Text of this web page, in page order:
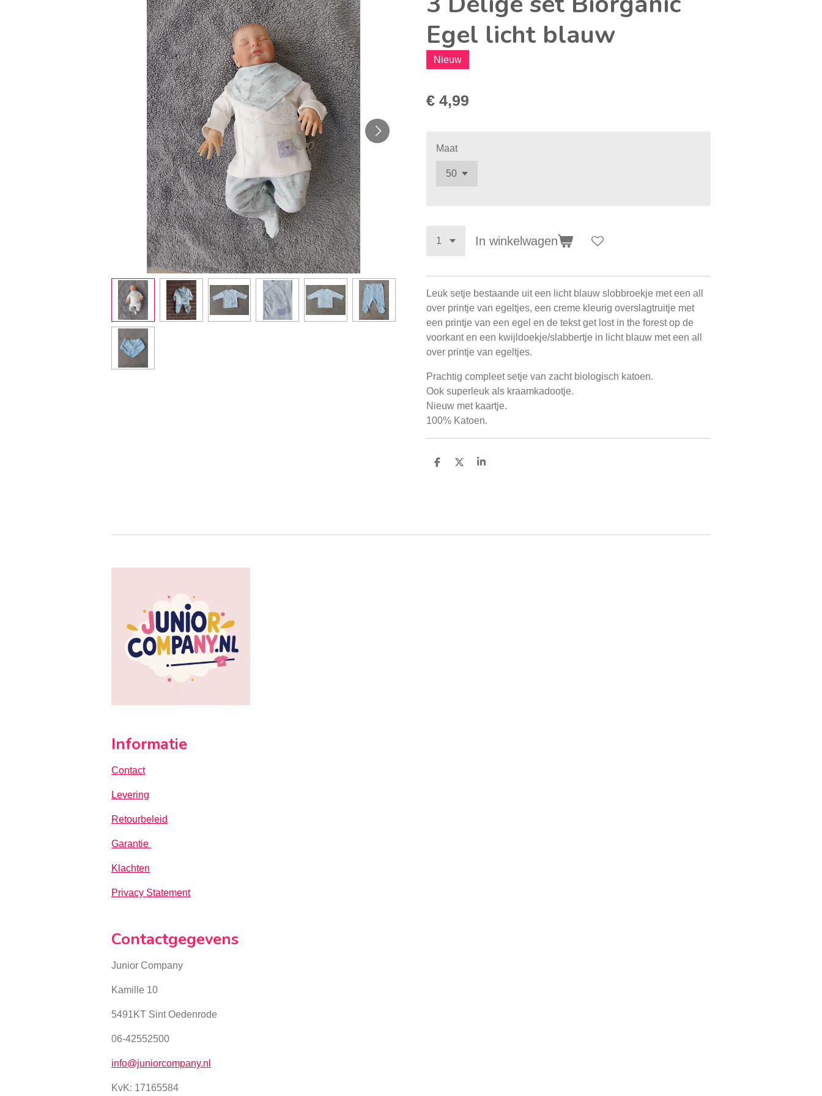
Egel licht blauw
Nieuw
€ 4,99
Maat
In winkelwagen
Leuk setje bestaande uit een licht blauw slobbroekje met een all
over printje van egeltjes, een creme kleurig overslagtruitje met
een printje van een egel en de tekst get lost in the forest op de
voorkant en een kwijldoekje/slabbertje in licht blauw met een all
over printje van egeltjes.
Prachtig compleet setje van zacht biologisch katoen.
Ook superleuk als kraamkadootje.
Nieuw met kaartje.
100% Katoen.
D
D
S
Informatie
Contact
Levering
Retourbeleid
Garantie
Klachten
Privacy Statement
Contactgegevens
Junior Company
Kamille 10
5491KT Sint Oedenrode
06-42552500
info@juniorcompany.nl
KvK: 17165584